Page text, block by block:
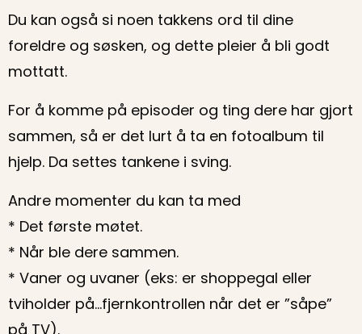
Du kan også si noen takkens ord til dine
foreldre og søsken, og dette pleier å bli godt
mottatt.
For å komme på episoder og ting dere har gjort
sammen, så er det lurt å ta en fotoalbum til
hjelp. Da settes tankene i sving.
Andre momenter du kan ta med
* Det første møtet.
* Når ble dere sammen.
* Vaner og uvaner (eks: er shoppegal eller
tviholder på…fjernkontrollen når det er ”såpe”
på TV).